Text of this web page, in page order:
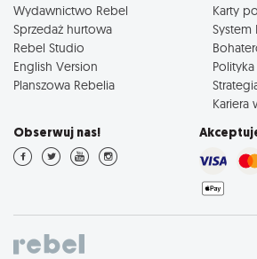
Wydawnictwo Rebel
Sprzedaż hurtowa
Rebel Studio
English Version
Planszowa Rebelia
Karty
System
Kariera
Obserwuj nas!